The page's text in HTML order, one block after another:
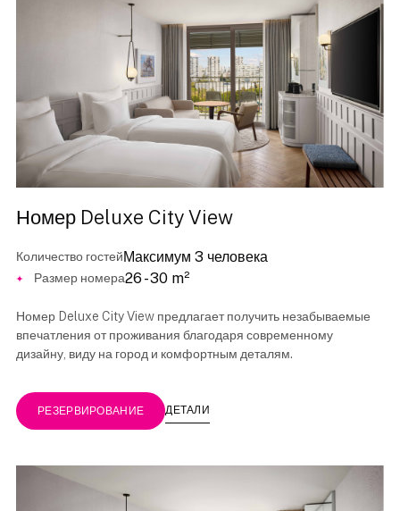
Номер Deluxe City View
Количество гостейМаксимум 3 человека
Размер номера26 - 30 m²
Номер Deluxe City View предлагает получить незабываемые
впечатления от проживания благодаря современному
дизайну, виду на город и комфортным деталям.
РЕЗЕРВИРОВАНИЕ ДЕТАЛИ